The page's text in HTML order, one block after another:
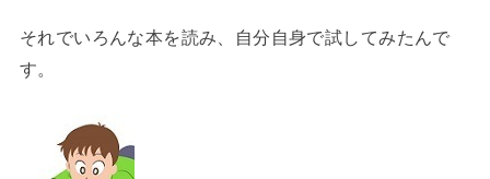
それでいろんな本を読み、自分自身で試してみたんで
す。